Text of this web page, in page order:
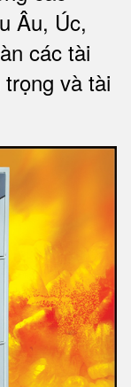
Âu, Úc,
các tài
và tài